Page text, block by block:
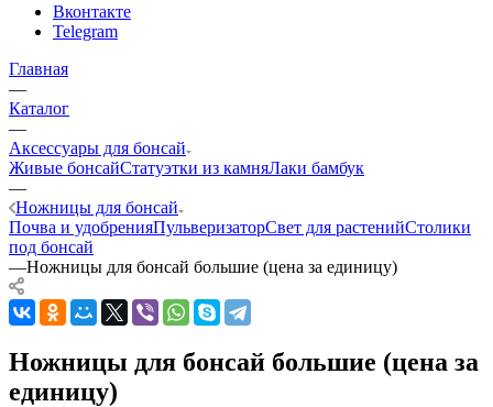
Вконтакте
Telegram
Главная
—
Каталог
—
Аксессуары для бонсай
Живые бонсайСтатуэтки из камняЛаки бамбук
—
Ножницы для бонсай
Почва и удобренияПульверизаторСвет для растенийСтолики
под бонсай
—Ножницы для бонсай большие (цена за единицу)
Ножницы для бонсай большие (цена за
единицу)